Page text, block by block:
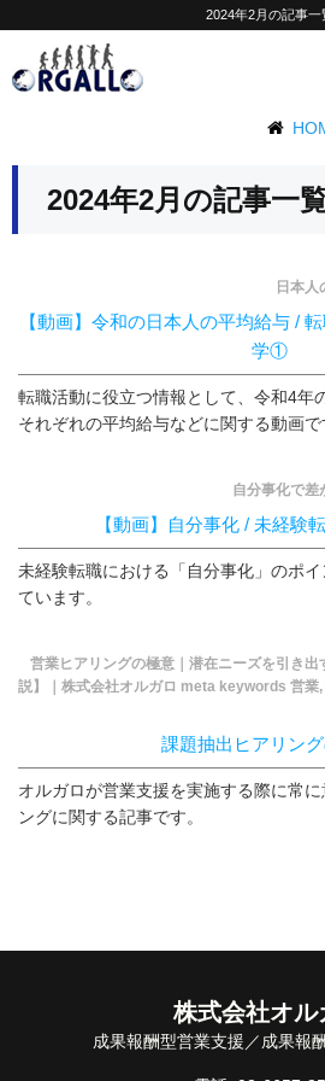
2024年2月の記事一
2024年2月の記事一
日本人
【動画】令和の日本人の平均給与 /
学①
転職活動に役立つ情報として、令和4年
それぞれの平均給与などに関する動画で
自分事化で差
【動画】自分事化 / 未経験
未経験転職における「自分事化」のポ
ています。
営業ヒアリングの極意｜潜在ニーズを引き
説】｜株式会社オルガロ meta keywords 営業
課題抽出ヒアリン
オルガロが営業支援を実施する際に常
ングに関する記事です。
株式会社オル
成果報酬型営業支援／成果報